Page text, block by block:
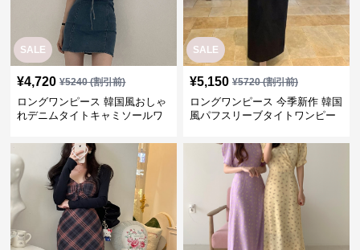
SALE
¥4,720 ¥5240(割引前)
ロングワンピース 韓国風おしゃ
れデニムタイトキャミソールワ
SALE
¥5,150 ¥5720(割引前)
ロングワンピース 今季新作 韓国
風パフスリーブタイトワンピー